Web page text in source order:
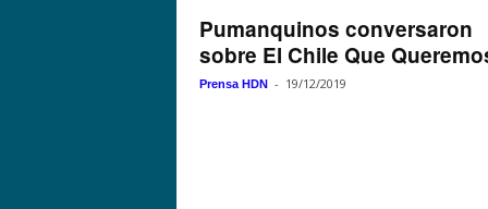
Pumanquinos conversaron
sobre El Chile Que
Prensa HDN - 19/12/2019